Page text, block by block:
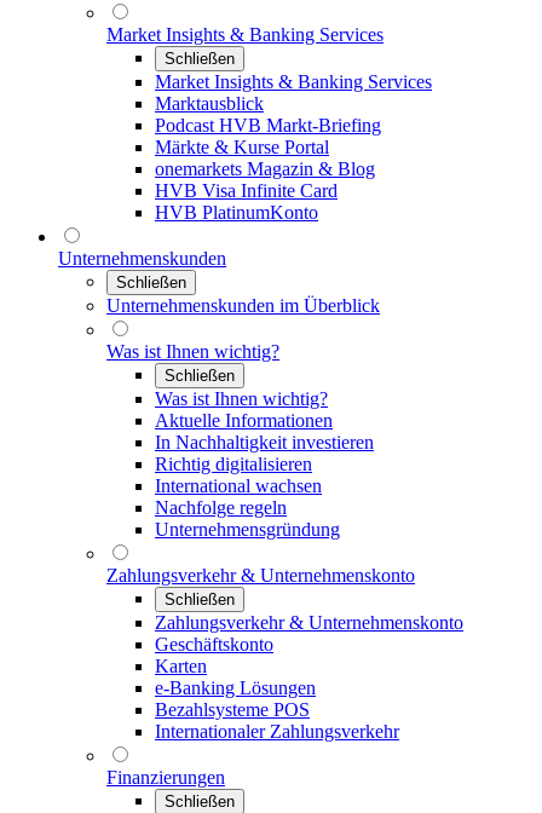
Market Insights & Banking Services
Schließen
Market Insights & Banking Services
Marktausblick
Podcast HVB Markt-Briefing
Märkte & Kurse Portal
onemarkets Magazin & Blog
HVB Visa Infinite Card
HVB PlatinumKonto
Unternehmenskunden
Schließen
Unternehmenskunden im Überblick
Was ist Ihnen wichtig?
Schließen
Was ist Ihnen wichtig?
Aktuelle Informationen
In Nachhaltigkeit investieren
Richtig digitalisieren
International wachsen
Nachfolge regeln
Unternehmensgründung
Zahlungsverkehr & Unternehmenskonto
Schließen
Zahlungsverkehr & Unternehmenskonto
Geschäftskonto
Karten
e-Banking Lösungen
Bezahlsysteme POS
Internationaler Zahlungsverkehr
Finanzierungen
Schließen